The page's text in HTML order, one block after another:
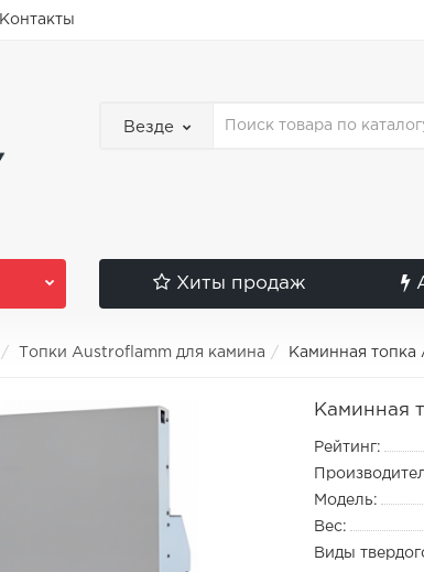
Контакты
Везде
Хиты продаж
Топки Austroflamm для камина Каминная топка
Каминная
Рейтинг:
Модель:
Вес:
Виды